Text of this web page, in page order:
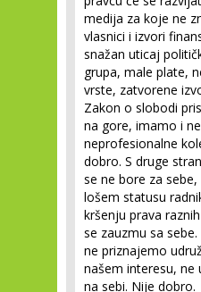
medija za koje ne
vlasnici i izvori
snažan uticaj
grupa, male plate,
vrste, zatvorene
Zakon o slobodi
na gore, imamo i
neprofesionalne
dobro. S druge
se ne bore za
lošem statusu
kršenju prava
se zauzmu sa
ne priznajemo
našem interesu, ne
na sebi. Nije dobro.